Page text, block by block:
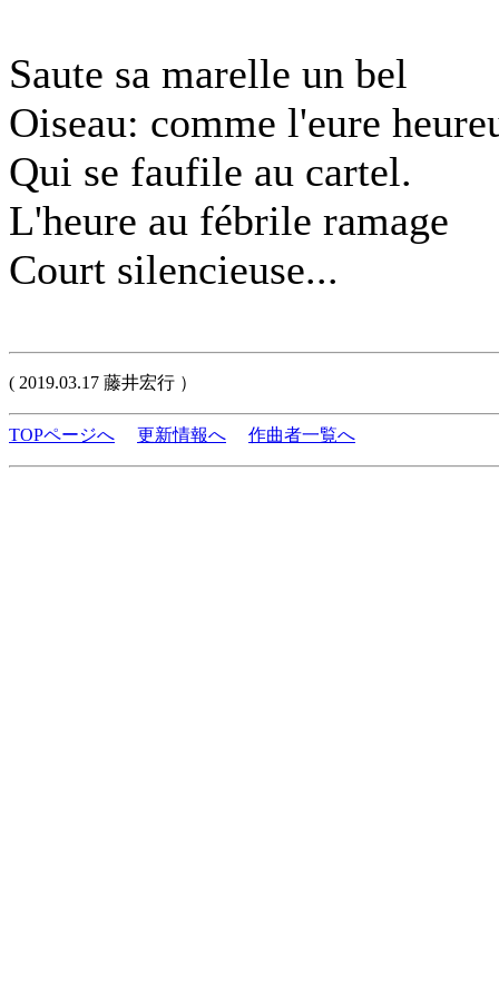
Saute sa marelle un bel
Oiseau: comme l'eure
Qui se faufile au cartel.
L'heure au fébrile ramage
Court silencieuse...
( 2019.03.17 藤井宏行 ）
TOPページへ 更新情報へ 作曲者一覧へ